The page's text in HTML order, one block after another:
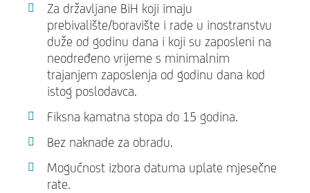
Za državljane BiH koji imaju
prebivalište/boravište i rade u inostranstvu
duže od godinu dana i koji su zaposleni na
neodređeno vrijeme s minimalnim
trajanjem zaposlenja od godinu dana kod
istog poslodavca.
Fiksna kamatna stopa do 15 godina.
Bez naknade za obradu.
Mogućnost izbora datuma uplate mjesečne
rate.